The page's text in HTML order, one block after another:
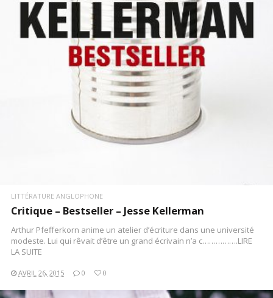
LIRE LA SUITE
LITTÉRATURE ANGLOPHONE
Critique – Bestseller – Jesse Kellerman
Arthur Pfefferkorn anime un atelier d’écriture dans une université
modeste. Lui qui rêvait d’être un grand écrivain n’a c…………….LIRE
LA SUITE
AVRIL 26, 2015 0 0